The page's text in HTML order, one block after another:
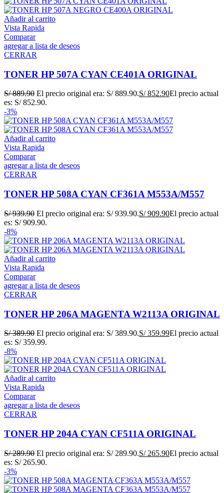
Añadir al carrito
Vista Rapida
Comparar
agregar a lista de deseos
CERRAR
TONER HP 507A CYAN CE401A ORIGINAL
S/889.90 El precio original era: S/ 889.90.S/852.90El precio actual
es: S/ 852.90.
-3%
Añadir al carrito
Vista Rapida
Comparar
agregar a lista de deseos
CERRAR
TONER HP 508A CYAN CF361A M553A/M557
S/939.90 El precio original era: S/ 939.90.S/909.90El precio actual
es: S/ 909.90.
-8%
Añadir al carrito
Vista Rapida
Comparar
agregar a lista de deseos
CERRAR
TONER HP 206A MAGENTA W2113A ORIGINAL
S/389.90 El precio original era: S/ 389.90.S/359.99El precio actual
es: S/ 359.99.
-8%
Añadir al carrito
Vista Rapida
Comparar
agregar a lista de deseos
CERRAR
TONER HP 204A CYAN CF511A ORIGINAL
S/289.90 El precio original era: S/ 289.90.S/265.90El precio actual
es: S/ 265.90.
-3%